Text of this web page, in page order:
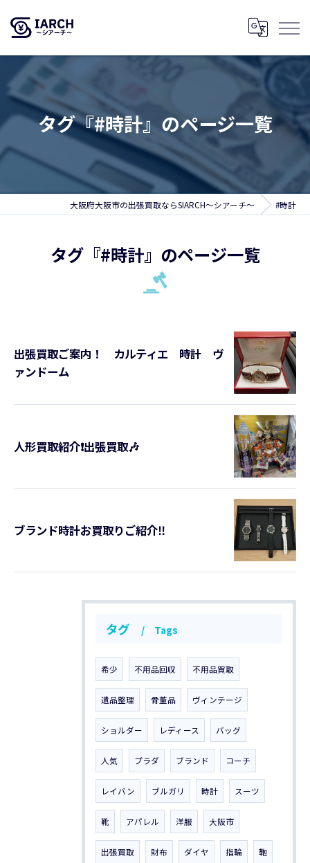
タグ『#時計』のページ一覧
大阪府大阪市の出張買取ならSIARCH～シアーチ～ #時計
タグ『#時計』のページ一覧
出張買取ご案内！ カルティエ 時計 ヴ
ァンドーム
人形買取紹介❗️出張買取🎶
ブランド時計お買取りご紹介‼
タグ Tags
希少 不用品回収 不用品買取
遺品整理 骨董品 ヴィンテージ
ショルダー レディース バッグ
人気 プラダ ブランド コーチ
レイバン ブルガリ 時計 スーツ
靴 アパレル 洋服 大阪市
出張買取 財布 ダイヤ 指輪 鞄